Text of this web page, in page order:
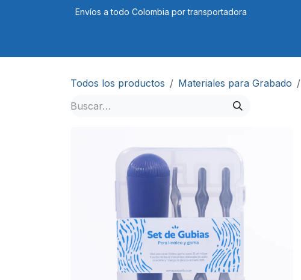
Envíos a todo Colombia por transportadora
Todos los productos Materiales para Grabado